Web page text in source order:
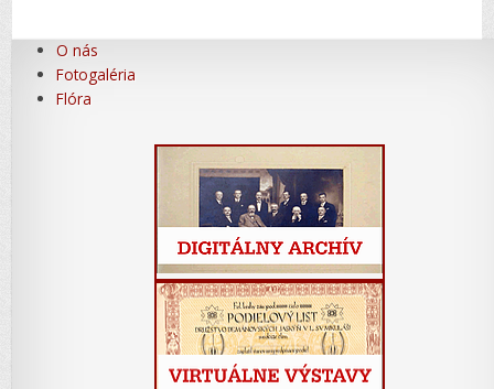
O nás
Fotogaléria
Flóra